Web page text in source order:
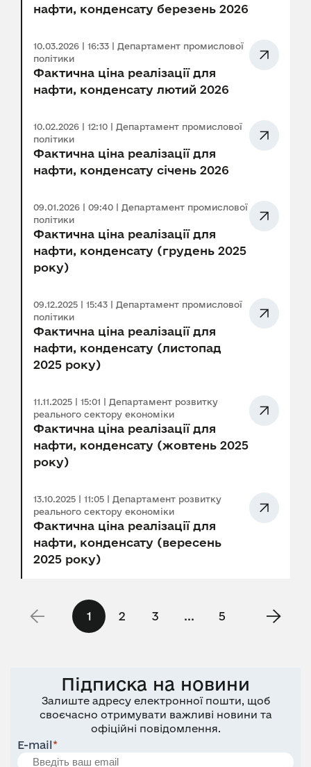
нафти, конденсату березень 2026
10.03.2026 | 16:33 | Департамент промислової
політики
Фактична ціна реалізації для
нафти, конденсату лютий 2026
10.02.2026 | 12:10 | Департамент промислової
політики
Фактична ціна реалізації для
нафти, конденсату січень 2026
09.01.2026 | 09:40 | Департамент промислової
політики
Фактична ціна реалізації для
нафти, конденсату (грудень 2025
року)
09.12.2025 | 15:43 | Департамент промислової
політики
Фактична ціна реалізації для
нафти, конденсату (листопад
2025 року)
11.11.2025 | 15:01 | Департамент розвитку
реального сектору економіки
Фактична ціна реалізації для
нафти, конденсату (жовтень 2025
року)
13.10.2025 | 11:05 | Департамент розвитку
реального сектору економіки
Фактична ціна реалізації для
нафти, конденсату (вересень
2025 року)
1 2 3 ... 5
Підписка на новини
Залиште адресу електронної пошти, щоб
своєчасно отримувати важливі новини та
офіційні повідомлення.
E-mail*